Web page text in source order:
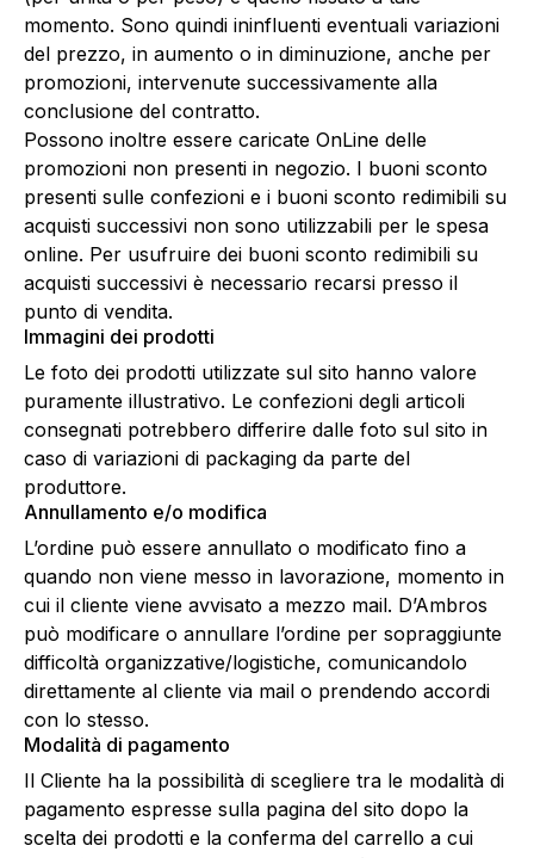
momento. Sono quindi ininfluenti eventuali variazioni
del prezzo, in aumento o in diminuzione, anche per
promozioni, intervenute successivamente alla
conclusione del contratto.
Possono inoltre essere caricate OnLine delle
promozioni non presenti in negozio. I buoni sconto
presenti sulle confezioni e i buoni sconto redimibili su
acquisti successivi non sono utilizzabili per le spesa
online. Per usufruire dei buoni sconto redimibili su
acquisti successivi è necessario recarsi presso il
punto di vendita.
Immagini dei prodotti
Le foto dei prodotti utilizzate sul sito hanno valore
puramente illustrativo. Le confezioni degli articoli
consegnati potrebbero differire dalle foto sul sito in
caso di variazioni di packaging da parte del
produttore.
Annullamento e/o modifica
L’ordine può essere annullato o modificato fino a
quando non viene messo in lavorazione, momento in
cui il cliente viene avvisato a mezzo mail. D’Ambros
può modificare o annullare l’ordine per sopraggiunte
difficoltà organizzative/logistiche, comunicandolo
direttamente al cliente via mail o prendendo accordi
con lo stesso.
Modalità di pagamento
Il Cliente ha la possibilità di scegliere tra le modalità di
pagamento espresse sulla pagina del sito dopo la
scelta dei prodotti e la conferma del carrello a cui